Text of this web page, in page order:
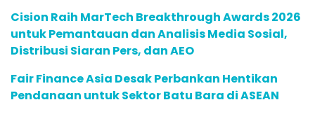
Cision Raih MarTech Breakthrough Awards 2026
untuk Pemantauan dan Analisis Media Sosial,
Distribusi Siaran Pers, dan AEO
Fair Finance Asia Desak Perbankan Hentikan
Pendanaan untuk Sektor Batu Bara di ASEAN